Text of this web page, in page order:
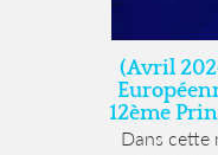
(Avril
12ème
Dans cette